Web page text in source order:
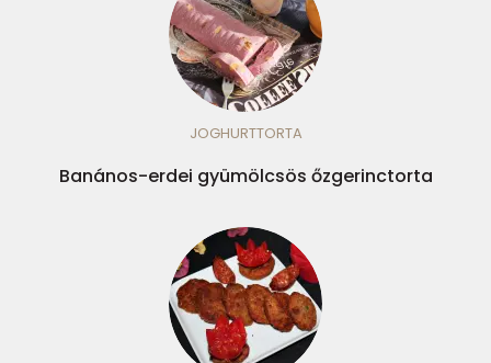
JOGHURTTORTA
Banános-erdei gyümölcsös őzgerinctorta